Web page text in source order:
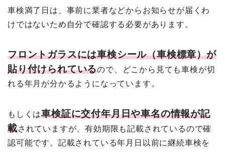
車検満了日は、事前に業者などからお知らせが届くわ
けではないため自分で確認する必要があります。
フロントガラスには車検シール（車検標章）が
貼り付けられているので、どこから見ても車検が切
れる年月が分かるようになっています。
もしくは車検証に交付年月日や車名の情報が記
載されていますが、有効期限も記載されているので確
認可能です。記載されている年月日以前に継続車検を